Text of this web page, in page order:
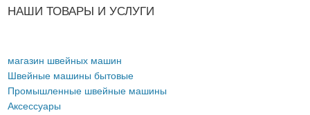
НАШИ ТОВАРЫ И УСЛУГИ
магазин швейных машин
Швейные машины бытовые
Промышленные швейные машины
Аксессуары